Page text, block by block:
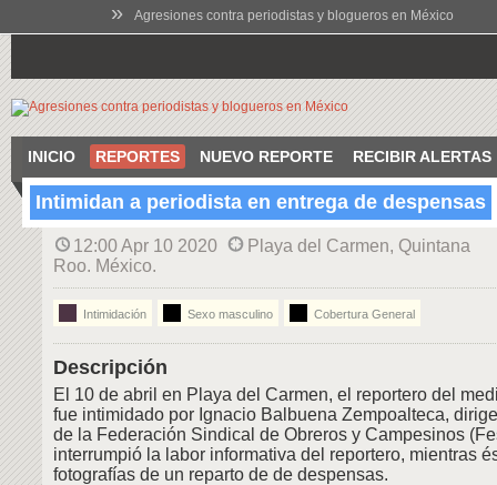
» Agresiones contra periodistas y blogueros en México
INICIO REPORTES NUEVO REPORTE RECIBIR ALERTAS
Intimidan a periodista en entrega de despensas
12:00 Apr 10 2020
Playa del Carmen, Quintana
Roo. México.
Intimidación Sexo masculino Cobertura General
Descripción
El 10 de abril en Playa del Carmen, el reportero del
fue intimidado por Ignacio Balbuena Zempoalteca,
de la Federación Sindical de Obreros y Campesinos
interrumpió la labor informativa del reportero, mientras
fotografías de un reparto de de despensas.